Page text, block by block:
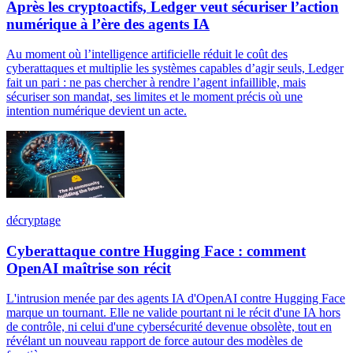
Après les cryptoactifs, Ledger veut sécuriser l’action
numérique à l’ère des agents IA
Au moment où l’intelligence artificielle réduit le coût des
cyberattaques et multiplie les systèmes capables d’agir seuls, Ledger
fait un pari : ne pas chercher à rendre l’agent infaillible, mais
sécuriser son mandat, ses limites et le moment précis où une
intention numérique devient un acte.
décryptage
Cyberattaque contre Hugging Face : comment
OpenAI maîtrise son récit
L'intrusion menée par des agents IA d'OpenAI contre Hugging Face
marque un tournant. Elle ne valide pourtant ni le récit d'une IA hors
de contrôle, ni celui d'une cybersécurité devenue obsolète, tout en
révélant un nouveau rapport de force autour des modèles de